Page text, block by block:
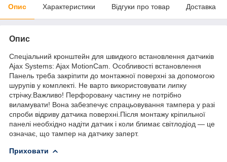
Опис Характеристики Відгуки про товар Доставка
Опис
Спеціальний кронштейн для швидкого встановлення датчиків
Ajax Systems: Ajax MotionCam. Особливості встановлення
Панель треба закріпити до монтажної поверхні за допомогою
шурупів у комплекті. Не варто використовувати липку
стрічку.Важливо! Перфоровану частину не потрібно
виламувати! Вона забезпечує спрацьовування тампера у разі
спроби відриву датчика поверхні.Після монтажу кріпильної
панелі необхідно надіти датчик і коли блимає світлодіод — це
означає, що тампер на датчику заперт.
Приховати